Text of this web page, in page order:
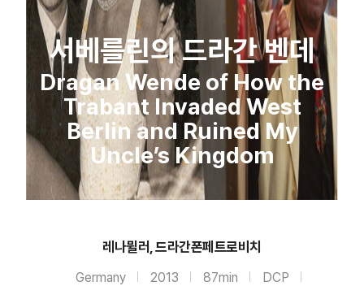
서베를린의 드라간 벤데
Dragan Wende of How the
Trabant Invaded West
Berlin and Ruined My
Uncle’s Kingdom
레나뮐러, 드라간폰페트로비치
Germany 2013 87min DCP